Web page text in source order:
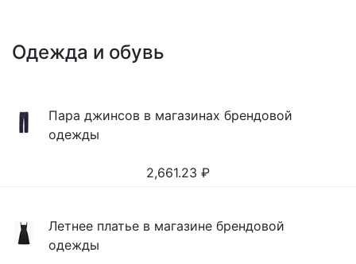
Одежда и обувь
Пара джинсов в магазинах брендовой
одежды
2,661.23 ₽
Летнее платье в магазине брендовой
одежды